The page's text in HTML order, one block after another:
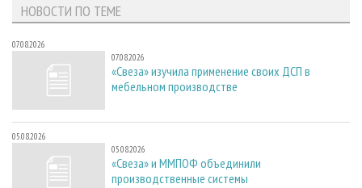
НОВОСТИ ПО ТЕМЕ
07.08.2026
07.08.2026
«Свеза» изучила применение своих ДСП в
мебельном производстве
05.08.2026
05.08.2026
«Свеза» и ММПОФ объединили
производственные системы